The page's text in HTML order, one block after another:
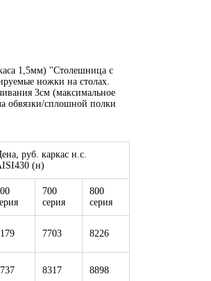
1,5мм) "Столешница с
ножки на столах.
3см (максимальное
обвязки/сплошной полки
руб. каркас н.с.
(н)
700
серия
800
серия
7703 8226
8317 8898